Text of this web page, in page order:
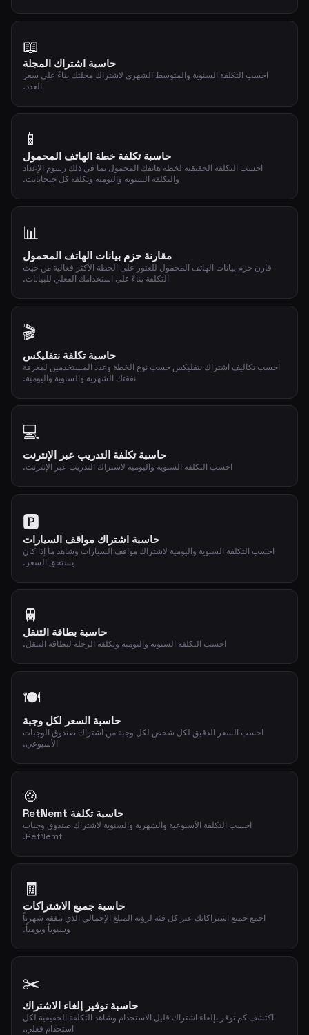
📖
حاسبة اشتراك المجلة
احسب التكلفة السنوية والمتوسط الشهري لاشتراك مجلتك بناءً على سعر
العدد.
📱
حاسبة تكلفة خطة الهاتف المحمول
احسب التكلفة الحقيقية لخطة هاتفك المحمول بما في ذلك رسوم الإعداد
والتكلفة السنوية واليومية وتكلفة كل جيجابايت.
📊
مقارنة حزم بيانات الهاتف المحمول
قارن حزم بيانات الهاتف المحمول للعثور على الخطة الأكثر فعالية من حيث
التكلفة بناءً على استخدامك الفعلي للبيانات.
🎬
حاسبة تكلفة نتفليكس
احسب تكاليف اشتراك نتفليكس حسب نوع الخطة وعدد المستخدمين لمعرفة
نفقتك الشهرية والسنوية واليومية.
💻
حاسبة تكلفة التدريب عبر الإنترنت
احسب التكلفة السنوية واليومية لاشتراك التدريب عبر الإنترنت.
🅿️
حاسبة اشتراك مواقف السيارات
احسب التكلفة السنوية واليومية لاشتراك مواقف السيارات وشاهد ما إذا كان
يستحق السعر.
🚆
حاسبة بطاقة التنقل
احسب التكلفة السنوية واليومية وتكلفة الرحلة لبطاقة التنقل.
🍽️
حاسبة السعر لكل وجبة
احسب السعر الدقيق لكل شخص لكل وجبة من اشتراك صندوق الوجبات
الأسبوعي.
🍲
حاسبة تكلفة RetNemt
احسب التكلفة الأسبوعية والشهرية والسنوية لاشتراك صندوق وجبات
RetNemt.
🧾
حاسبة جميع الاشتراكات
اجمع جميع اشتراكاتك عبر كل فئة لرؤية المبلغ الإجمالي الذي تنفقه شهرياً
وسنوياً ويومياً.
✂️
حاسبة توفير إلغاء الاشتراك
اكتشف كم توفر بإلغاء اشتراك قليل الاستخدام وشاهد التكلفة الحقيقية لكل
استخدام فعلي.